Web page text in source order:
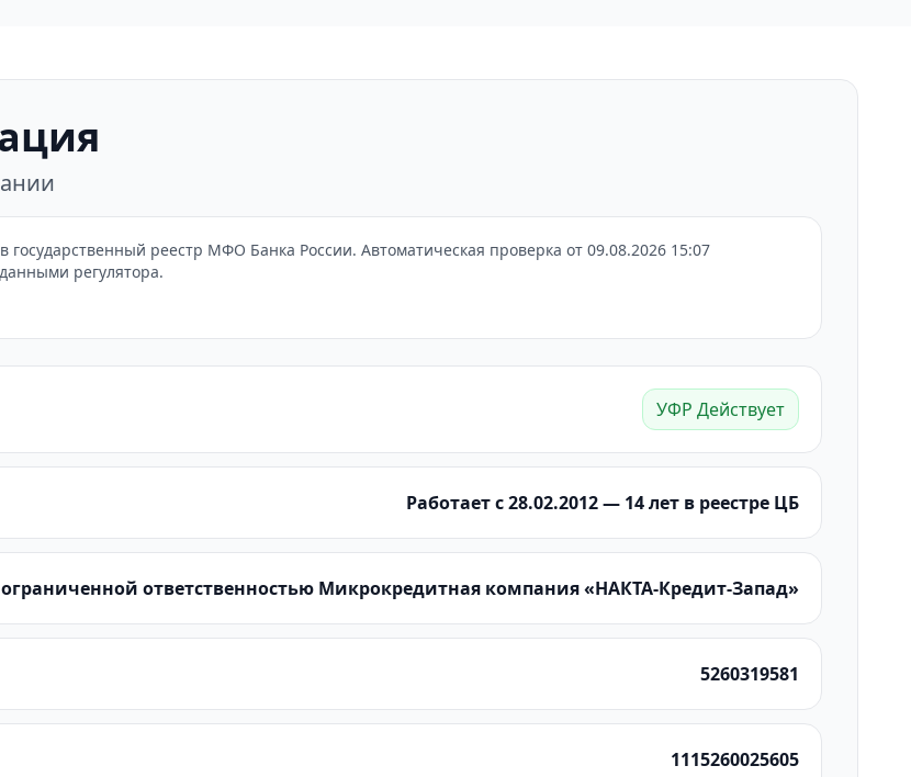
реестр МФО Банка России. Автоматическая проверка от 09.08.2026 15:07
регулятора.
УФР Действует
Работает с 28.02.2012 — 14 лет в реестре ЦБ
ответственностью Микрокредитная компания «НАКТА-Кредит-Запад»
5260319581
1115260025605